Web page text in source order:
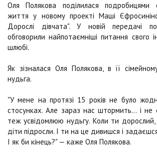
Оля Полякова поділилася подробицями
життя у новому проекті Маші
Дорослі дівчата". У новій передачі
обговорили найпотаємніші питання свого
шлюбі.
Як зізналася Оля Полякова, в її
нудьга.
"У мене на протязі 15 років не було
стосунках. Але зараз нас штормить... і не
теж усвідомлюю нудьгу. Коли ти
діти підросли. І ти на це дивишся і
І як би кінець?" — каже Оля Полякова.